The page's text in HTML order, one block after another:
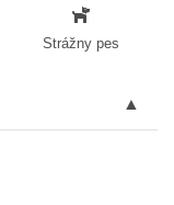
Strážny pes